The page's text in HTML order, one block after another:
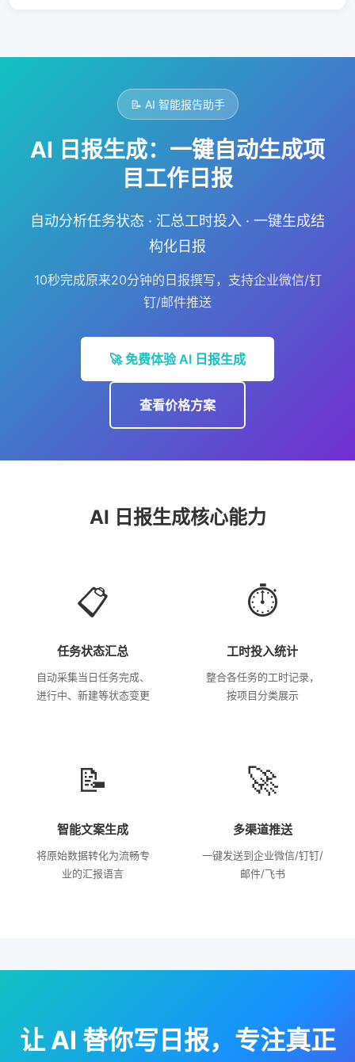
📝 AI 智能报告助手
AI 日报生成：一键自动生成项
目工作日报
自动分析任务状态 · 汇总工时投入 · 一键生成结
构化日报
10秒完成原来20分钟的日报撰写，支持企业微信/钉
钉/邮件推送
🚀 免费体验 AI 日报生成
查看价格方案
AI 日报生成核心能力
📋
任务状态汇总
自动采集当日任务完成、
进行中、新建等状态变更
⏱️
工时投入统计
整合各任务的工时记录，
按项目分类展示
📝
智能文案生成
将原始数据转化为流畅专
业的汇报语言
🚀
多渠道推送
一键发送到企业微信/钉钉/
邮件/飞书
让 AI 替你写日报，专注真正